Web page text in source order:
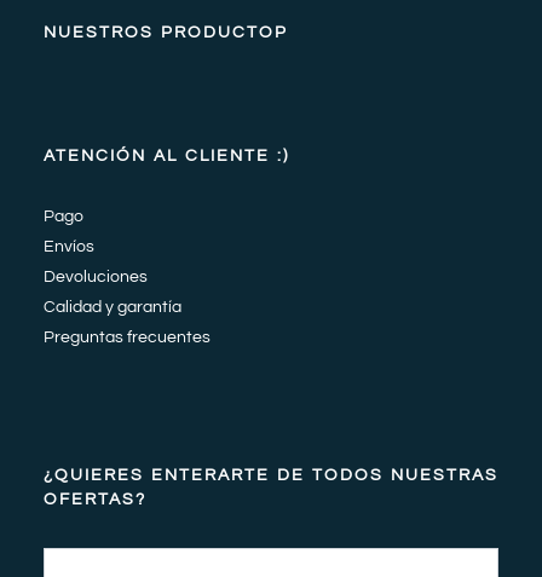
NUESTROS PRODUCTOP
ATENCIÓN AL CLIENTE :)
Pago
Envíos
Devoluciones
Calidad y garantía
Preguntas frecuentes
¿QUIERES ENTERARTE DE TODOS NUESTRAS
OFERTAS?